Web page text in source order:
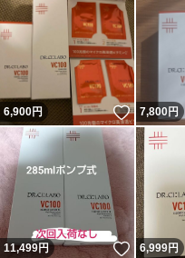
6,900円 いいね！
7,800円
11,499円 いいね！
6,999円